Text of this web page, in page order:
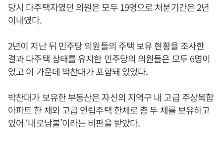
당시 다주택자였던 의원은 모두 19명으로 처분기간은 2년
이내였다.
2년이 지난 뒤 민주당 의원들의 주택 보유 현황을 조사한
결과 다주택 상태를 유지한 민주당의 의원들은 모두 6명이
었고 이 가운데 박찬대가 포함돼 있었다.
박찬대가 보유한 부동산은 자신의 지역구 내 고급 주상복합
아파트 한 채와 고급 연립주택 한채로 총 두 채를 보유하고
있어 ‘내로남불’이라는 비판을 받았다.